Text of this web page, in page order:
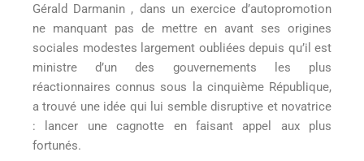
Gérald Darmanin , dans un exercice d’autopromotion
ne manquant pas de mettre en avant ses origines
sociales modestes largement oubliées depuis qu’il est
ministre d’un des gouvernements les plus
réactionnaires connus sous la cinquième République,
a trouvé une idée qui lui semble disruptive et novatrice
: lancer une cagnotte en faisant appel aux plus
fortunés.